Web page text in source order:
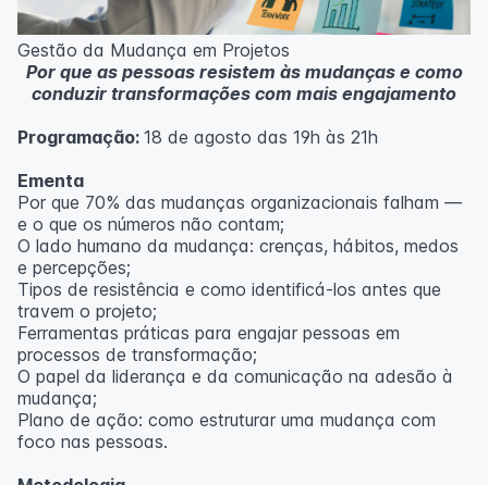
Metodologia
100% da carga horária do curso são realizadas com
aulas ao vivo.
As aulas podem ser assistidas por computador, celular
ou tablet.
Outras informações
inscritos serão avisados ​​antecipadamente.
O IPETEC reserva-se o direito de não realizar o curso
caso não atinja o número mínimo de 20 inscritos.
Professor(a):
Gestão da Mudança em Projetos
Por que as pessoas resistem às mudanças e como
conduzir transformações com mais engajamento
Programação: 18 de agosto das 19h às 21h
Ementa
Por que 70% das mudanças organizacionais falham —
e o que os números não contam;
O lado humano da mudança: crenças, hábitos, medos
e percepções;
Tipos de resistência e como identificá-los antes que
travem o projeto;
Ferramentas práticas para engajar pessoas em
processos de transformação;
O papel da liderança e da comunicação na adesão à
mudança;
Plano de ação: como estruturar uma mudança com
foco nas pessoas.